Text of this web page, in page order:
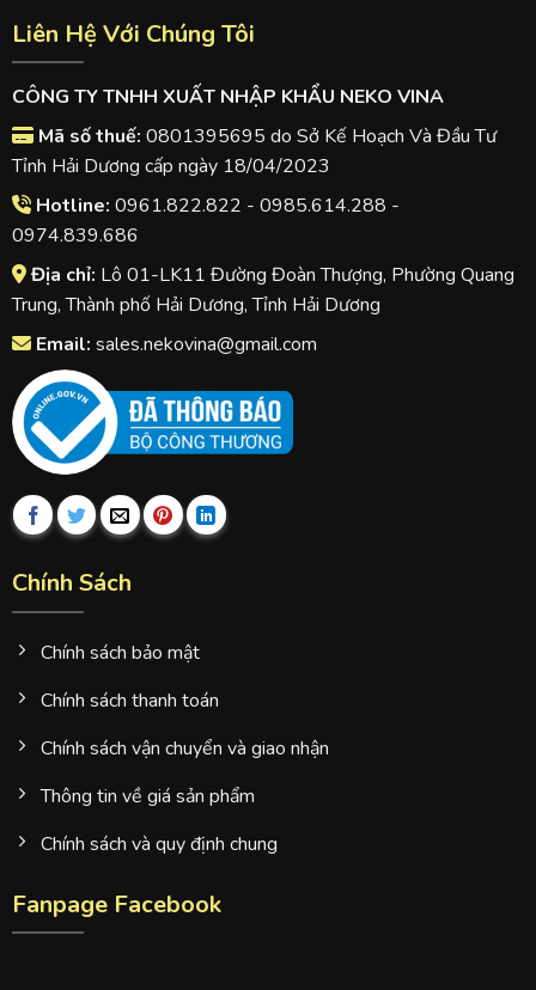
Liên Hệ Với Chúng Tôi
CÔNG TY TNHH XUẤT NHẬP KHẨU NEKO VINA
Mã số thuế: 0801395695 do Sở Kế Hoạch Và Đầu Tư
Tỉnh Hải Dương cấp ngày 18/04/2023
Hotline: 0961.822.822 - 0985.614.288 -
0974.839.686
Địa chỉ: Lô 01-LK11 Đường Đoàn Thượng, Phường Quang
Trung, Thành phố Hải Dương, Tỉnh Hải Dương
Email: sales.nekovina@gmail.com
Chính Sách
Chính sách bảo mật
Chính sách thanh toán
Chính sách vận chuyển và giao nhận
Thông tin về giá sản phẩm
Chính sách và quy định chung
Fanpage Facebook